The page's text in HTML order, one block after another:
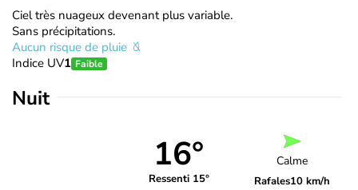
Ciel très nuageux devenant plus variable.
Sans précipitations.
Aucun risque de pluie
Indice UV1 Faible
Nuit
16°
Ressenti 15°
Calme
Rafales10 km/h